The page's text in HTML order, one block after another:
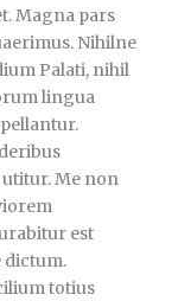
Magna pars
Nihilne
Palati, nihil
lingua
Me non
est
dictum.
totius